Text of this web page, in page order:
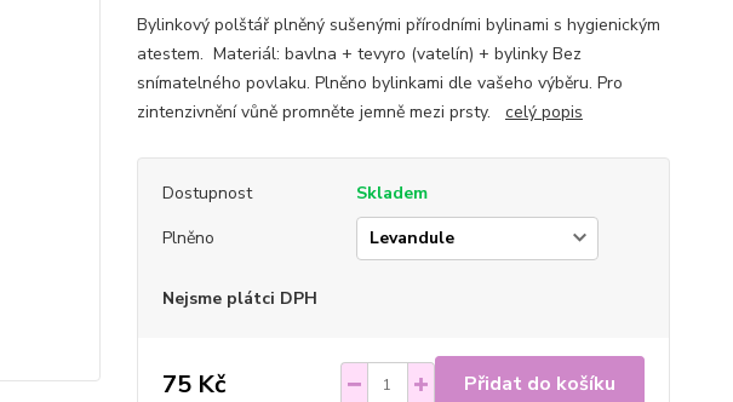
Bylinkový polštář plněný sušenými přírodními bylinami s hygienickým
atestem. Materiál: bavlna + tevyro (vatelín) + bylinky Bez
snímatelného povlaku. Plněno bylinkami dle vašeho výběru. Pro
zintenzivnění vůně promněte jemně mezi prsty. celý popis
Dostupnost
Skladem
Plněno
Nejsme plátci DPH
75 Kč Přidat do košíku